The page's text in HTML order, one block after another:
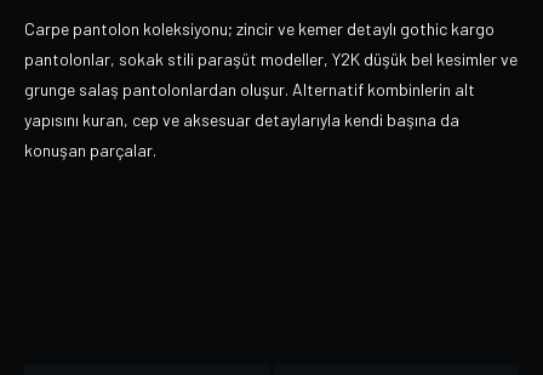
Carpe pantolon koleksiyonu; zincir ve kemer detaylı gothic kargo
pantolonlar, sokak stili paraşüt modeller, Y2K düşük bel kesimler ve
grunge salaş pantolonlardan oluşur. Alternatif kombinlerin alt
yapısını kuran, cep ve aksesuar detaylarıyla kendi başına da
konuşan parçalar.